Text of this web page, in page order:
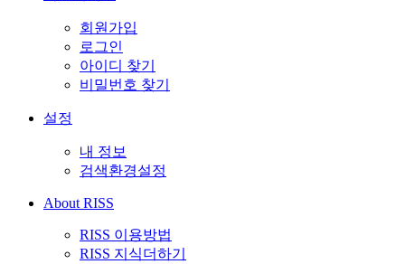
회원가입
로그인
아이디 찾기
비밀번호 찾기
설정
내 정보
검색환경설정
About RISS
RISS 이용방법
RISS 지식더하기